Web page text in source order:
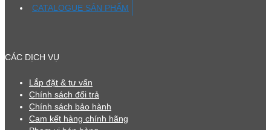
CATALOGUE SẢN PHẨM
CÁC DỊCH VỤ
Lắp đặt & tư vấn
Chính sách đổi trả
Chính sách bảo hành
Cam kết hàng chính hãng